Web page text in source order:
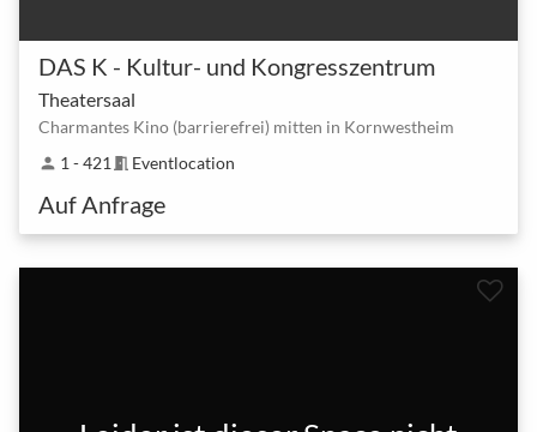
DAS K - Kultur- und Kongresszentrum
Theatersaal
Charmantes Kino (barrierefrei) mitten in Kornwestheim
person 1 - 421 meeting_room Eventlocation
Auf Anfrage